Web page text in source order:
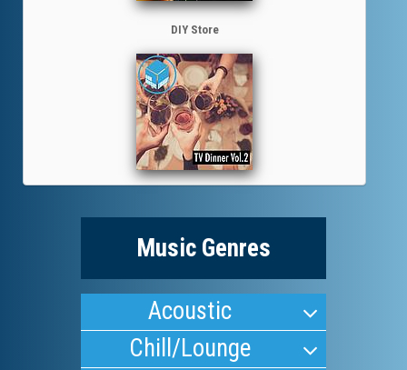
DIY Store
Music Genres
Acoustic
Chill/Lounge